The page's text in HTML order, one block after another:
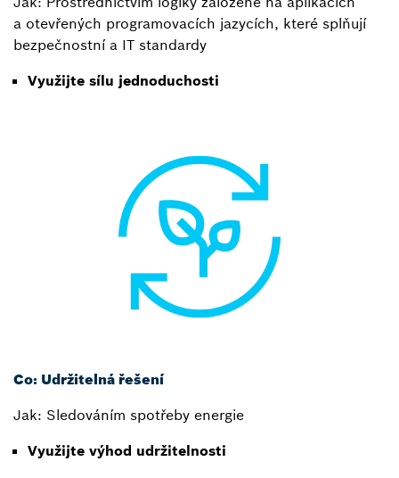
a otevřených programovacích jazycích, které splňují
bezpečnostní a IT standardy
Využijte sílu jednoduchosti
Co: Udržitelná řešení
Jak: Sledováním spotřeby energie
Využijte výhod udržitelnosti